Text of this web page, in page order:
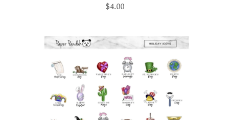
$4.00